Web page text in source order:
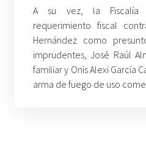
A su vez, la Fiscalía
requerimiento fiscal
Hernández como
imprudentes, José Raúl
familiar y Onis Alexi García
arma de fuego de uso